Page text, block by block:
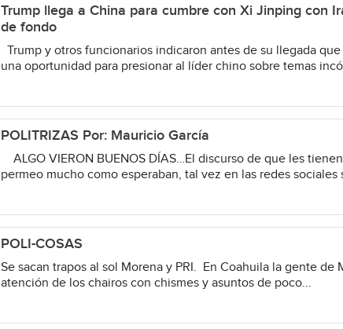
Trump llega a China para cumbre con Xi Jinping con
de fondo
Trump y otros funcionarios indicaron antes de su llegada
una oportunidad para presionar al líder chino sobre temas
POLITRIZAS Por: Mauricio García
ALGO VIERON BUENOS DÍAS…El discurso de que les
permeo mucho como esperaban, tal vez en las redes sociales
POLI-COSAS
Se sacan trapos al sol Morena y PRI. En Coahuila la gente de
atención de los chairos con chismes y asuntos de poco...